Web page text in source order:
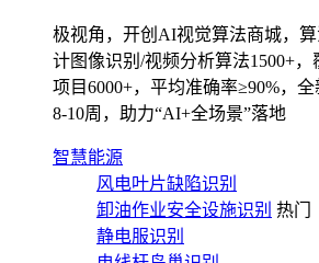
极视角，开创AI视觉算法商城，
计图像识别/视频分析算法1500+，
项目6000+，平均准确率≥90%，
8-10周，助力“AI+全场景”落地
智慧能源
风电叶片缺陷识别
卸油作业安全设施识别 热门
静电服识别